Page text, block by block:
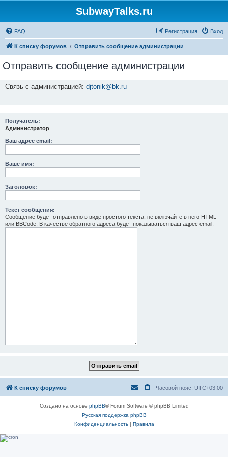
SubwayTalks.ru
FAQ Вход
Регистрация
К списку форумов Отправить сообщение администрации
Отправить сообщение администрации
Связь с администрацией: djtonik@bk.ru
Получатель:
Администратор
Ваш адрес email:
Ваше имя:
Заголовок:
Текст сообщения:
Сообщение будет отправлено в виде простого текста, не включайте в него HTML
или BBCode. В качестве обратного адреса будет показываться ваш адрес email.
К списку форумов Часовой пояс: UTC+03:00
Создано на основе phpBB® Forum Software © phpBB Limited
Русская поддержка phpBB
Конфиденциальность| Правила